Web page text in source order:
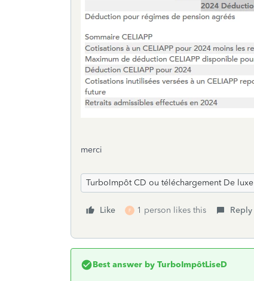
merci
TurboImpôt CD ou téléchargement De luxe
Like F 1 person likes this Reply
Best answer by TurboImpôtLiseD